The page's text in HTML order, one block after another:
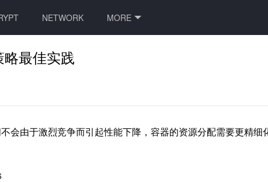
NETWORK MORE
最佳实践
会由于激烈竞争而引起性能下降，容器的资源分配需要更精细